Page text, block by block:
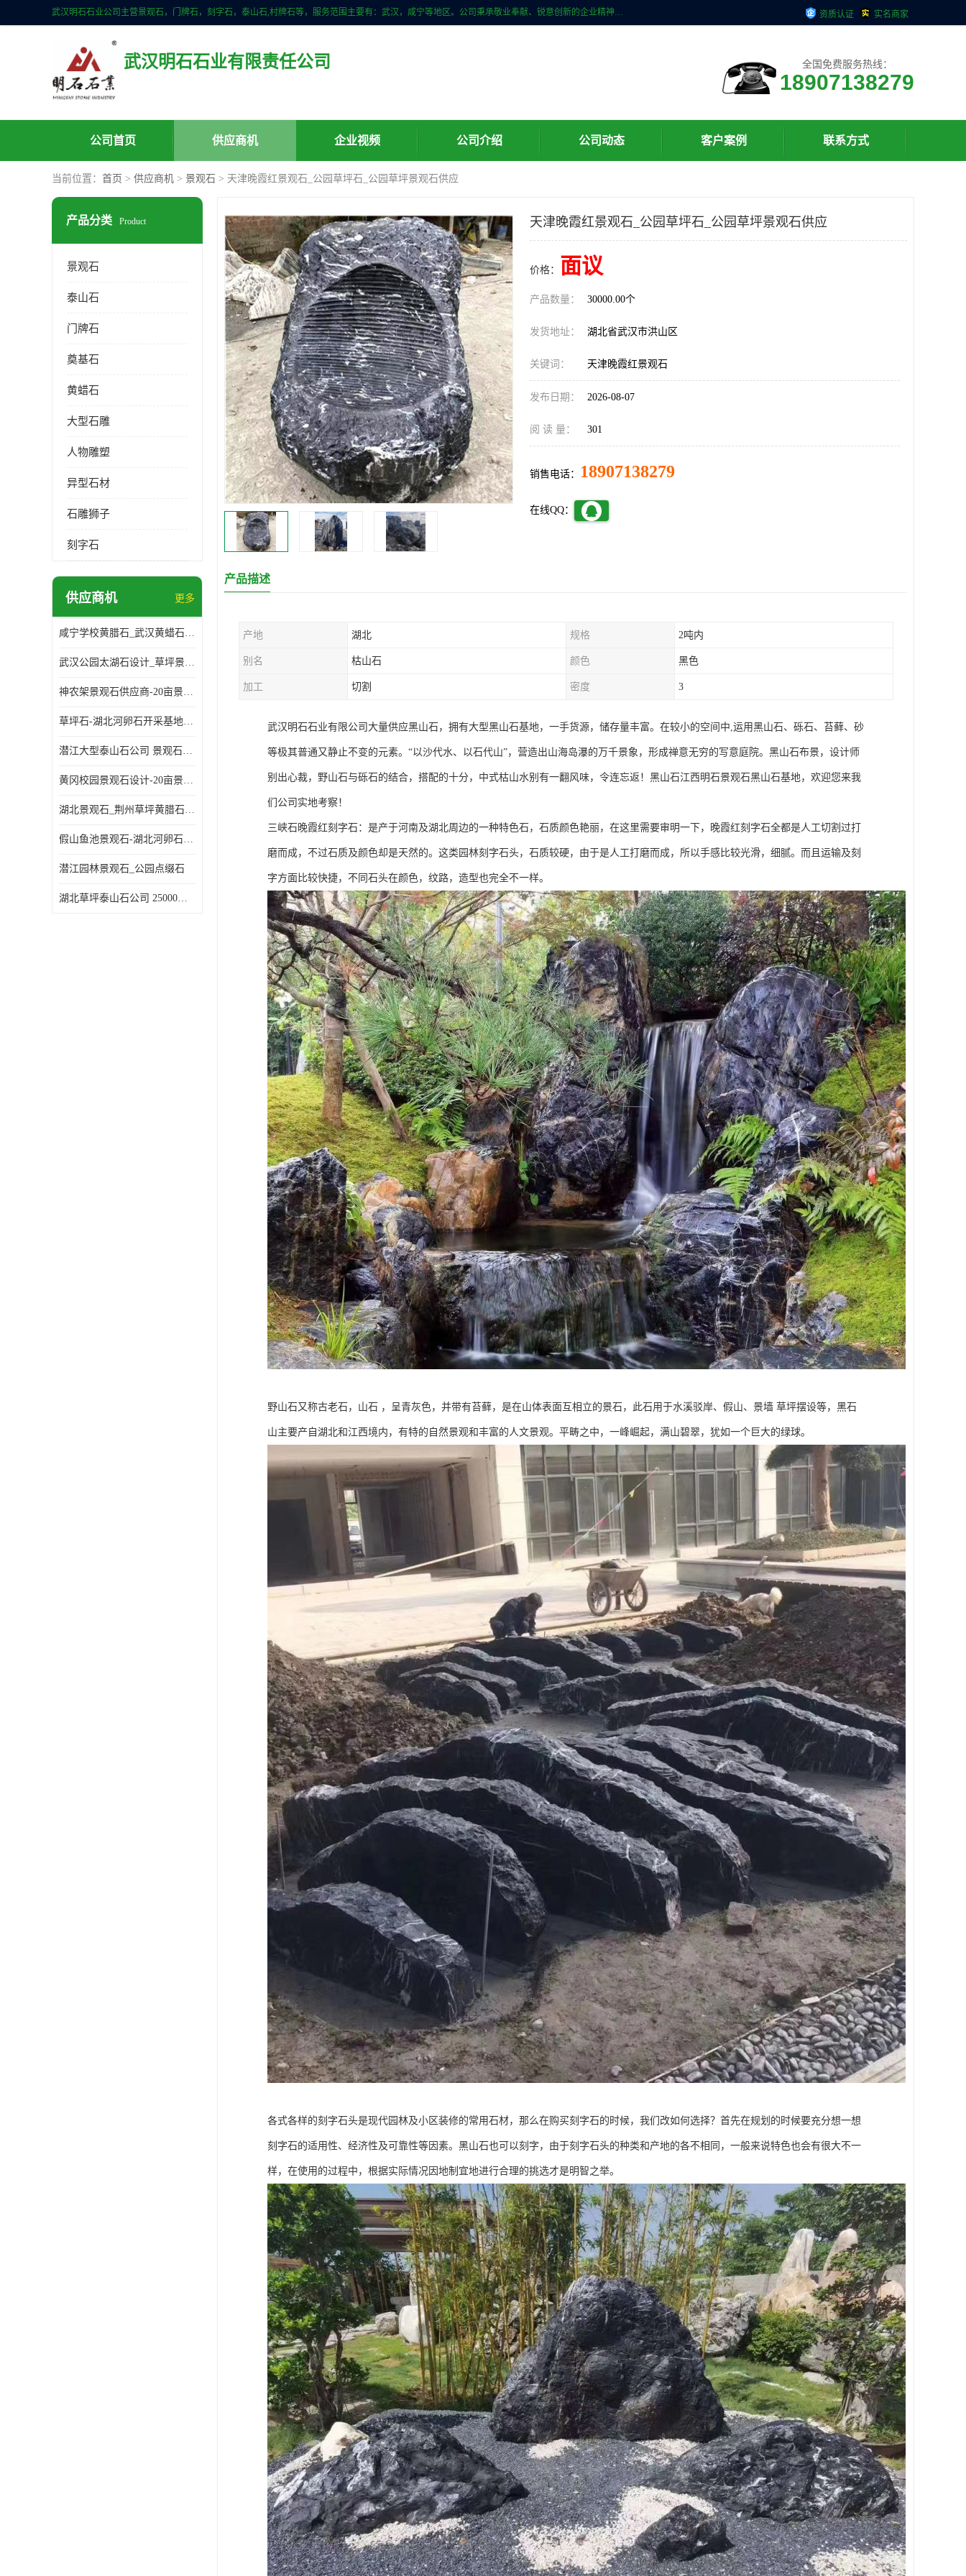
武汉明石石业公司主营景观石，门牌石，刻字石，泰山石,村牌石等，服务范围主要有：武汉，咸宁等地区。公司秉承敬业奉献、锐意创新的企业精神，从无到有，从小到大，以一种产业报国的创业精神，竭诚为客户提供服务，为社会设计财富。 资质认证 实名商家
武汉明石石业有限责任公司 全国免费服务热线：
18907138279
公司首页 供应商机 企业视频 公司介绍 公司动态 客户案例 联系方式
当前位置： 首页 > 供应商机 > 景观石 > 天津晚霞红景观石_公园草坪石_公园草坪景观石供应
产品分类 Product
景观石
泰山石
门牌石
奠基石
黄蜡石
大型石雕
人物雕塑
异型石材
石雕狮子
刻字石
供应商机 更多
咸宁学校黄腊石_武汉黄蜡石基地
武汉公园太湖石设计_草坪景观石
神农架景观石供应商-20亩景观石基地-刻字石
草坪石-湖北河卵石开采基地-随州天然鹅卵石批发
潜江大型泰山石公司 景观石厂家 华中大型景观石基地
黄冈校园景观石设计-20亩景观石基地
湖北景观石_荆州草坪黄腊石公司
假山鱼池景观石-湖北河卵石开采基地-荆州河道鹅卵石厂家
潜江园林景观石_公园点缀石
湖北草坪泰山石公司 25000平米景观石基地
天津晚霞红景观石_公园草坪石_公园草坪景观石供应
价格： 面议
产品数量： 30000.00个
发货地址： 湖北省武汉市洪山区
关键词： 天津晚霞红景观石
发布日期： 2026-08-07
阅 读 量： 301
销售电话： 18907138279
在线QQ：
产品描述
产地 湖北 规格 2吨内
别名 枯山石 颜色 黑色
加工 切割 密度 3
武汉明石石业有限公司大量供应黑山石，拥有大型黑山石基地，一手货源，储存量丰富。在较小的空间中,运用黑山石、砾石、苔藓、砂
等极其普通又静止不变的元素。“以沙代水、以石代山”，营造出山海岛瀑的万千景象，形成禅意无穷的写意庭院。黑山石布景，设计师
别出心裁，野山石与砾石的结合，搭配的十分，中式枯山水别有一翻风味，令连忘返！黑山石江西明石景观石黑山石基地，欢迎您来我
们公司实地考察！
三峡石晚霞红刻字石：是产于河南及湖北周边的一种特色石，石质颜色艳丽，在这里需要审明一下，晚霞红刻字石全都是人工切割过打
磨而成，不过石质及颜色却是天然的。这类园林刻字石头，石质较硬，由于是人工打磨而成，所以手感比较光滑，细腻。而且运输及刻
字方面比较快捷，不同石头在颜色，纹路，造型也完全不一样。
野山石又称古老石，山石 ，呈青灰色，并带有苔藓，是在山体表面互相立的景石，此石用于水溪驳岸、假山、景墙 草坪摆设等，黑石
山主要产自湖北和江西境内，有特的自然景观和丰富的人文景观。平畴之中，一峰崛起，满山碧翠，犹如一个巨大的绿球。
各式各样的刻字石头是现代园林及小区装修的常用石材，那么在购买刻字石的时候，我们改如何选择？首先在规划的时候要充分想一想
刻字石的适用性、经济性及可靠性等因素。黑山石也可以刻字，由于刻字石头的种类和产地的各不相同，一般来说特色也会有很大不一
样，在使用的过程中，根据实际情况因地制宜地进行合理的挑选才是明智之举。